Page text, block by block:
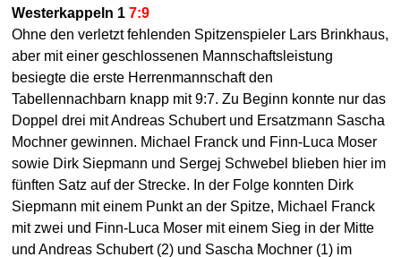
Westerkappeln 1 7:9
Ohne den verletzt fehlenden Spitzenspieler Lars Brinkhaus,
aber mit einer geschlossenen Mannschaftsleistung
besiegte die erste Herrenmannschaft den
Tabellennachbarn knapp mit 9:7. Zu Beginn konnte nur das
Doppel drei mit Andreas Schubert und Ersatzmann Sascha
Mochner gewinnen. Michael Franck und Finn-Luca Moser
sowie Dirk Siepmann und Sergej Schwebel blieben hier im
fünften Satz auf der Strecke. In der Folge konnten Dirk
Siepmann mit einem Punkt an der Spitze, Michael Franck
mit zwei und Finn-Luca Moser mit einem Sieg in der Mitte
und Andreas Schubert (2) und Sascha Mochner (1) im